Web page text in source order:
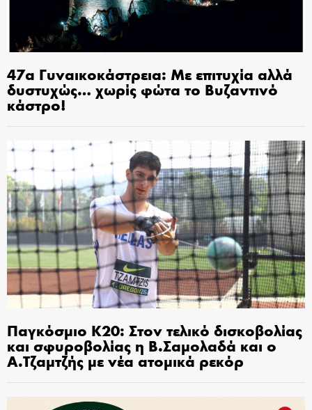
47α Γυναικοκάστρεια: Με επιτυχία αλλά
δυστυχώς… χωρίς φώτα το Βυζαντινό
κάστρο!
Παγκόσμιο Κ20: Στον τελικό δισκοβολίας
και σφυροβολίας η Β.Σαμολαδά και ο
Α.Τζαμτζής με νέα ατομικά ρεκόρ